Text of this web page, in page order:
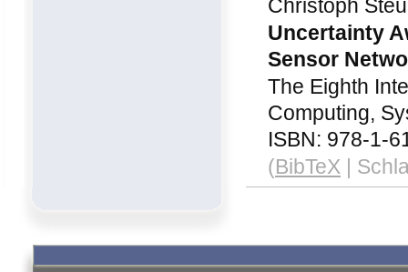
Christoph
Uncertainty
Sensor
The Eighth
Computing,
ISBN: 978-1-
(BibTeX |